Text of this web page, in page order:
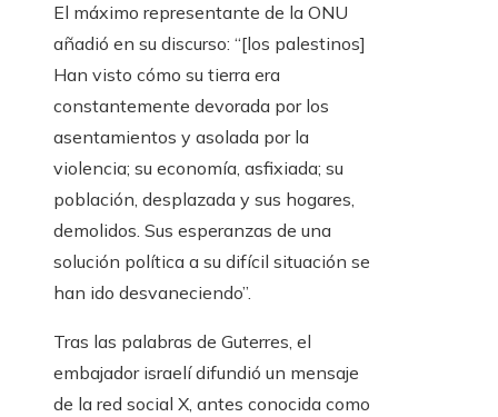
El máximo representante de la ONU
añadió en su discurso: “[los palestinos]
Han visto cómo su tierra era
constantemente devorada por los
asentamientos y asolada por la
violencia; su economía, asfixiada; su
población, desplazada y sus hogares,
demolidos. Sus esperanzas de una
solución política a su difícil situación se
han ido desvaneciendo”.
Tras las palabras de Guterres, el
embajador israelí difundió un mensaje
de la red social X, antes conocida como